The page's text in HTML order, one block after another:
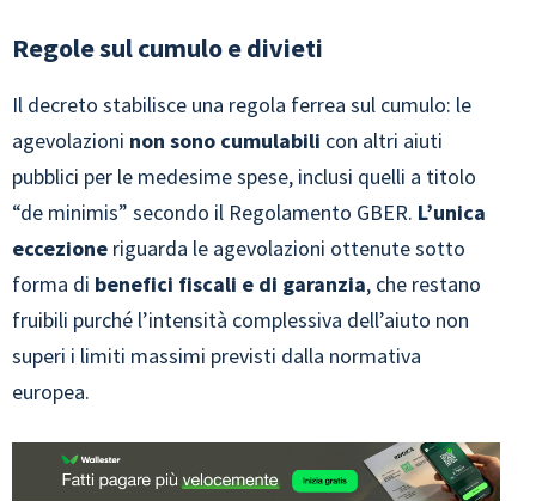
Regole sul cumulo e divieti
Il decreto stabilisce una regola ferrea sul cumulo: le
agevolazioni non sono cumulabili con altri aiuti
pubblici per le medesime spese, inclusi quelli a titolo
“de minimis” secondo il Regolamento GBER. L’unica
eccezione riguarda le agevolazioni ottenute sotto
forma di benefici fiscali e di garanzia, che restano
fruibili purché l’intensità complessiva dell’aiuto non
superi i limiti massimi previsti dalla normativa
europea.